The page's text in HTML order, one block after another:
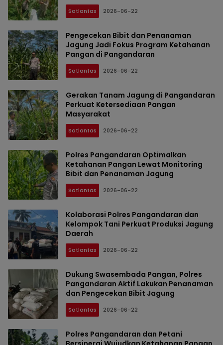
Satlantas 2026-06-22
Pengecekan Bibit dan Penanaman
Jagung Jadi Fokus Program Ketahanan
Pangan di Pangandaran
Satlantas 2026-06-22
Gerakan Tanam Jagung di Pangandaran
Perkuat Ketersediaan Pangan
Masyarakat
Satlantas 2026-06-22
Polres Pangandaran Optimalkan
Ketahanan Pangan Lewat Monitoring
Bibit dan Penanaman Jagung
Satlantas 2026-06-22
Kolaborasi Polres Pangandaran dan
Kelompok Tani Perkuat Produksi Jagung
Daerah
Satlantas 2026-06-22
Dukung Swasembada Pangan, Polres
Pangandaran Aktif Lakukan Penanaman
dan Pengecekan Bibit Jagung
Satlantas 2026-06-22
Polres Pangandaran dan Petani